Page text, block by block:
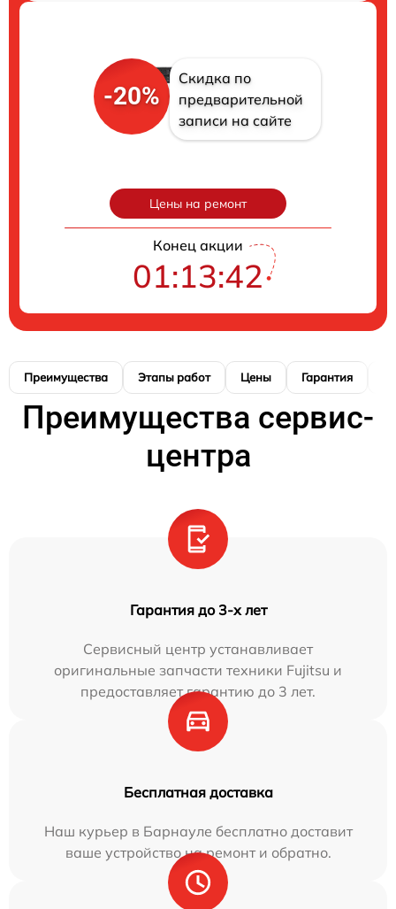
-20%
Скидка по
предварительной
записи на сайте
Цены на ремонт
Конец акции
01:13:41
Преимущества Этапы работ Цены Гарантия
Преимущества сервис-
центра
Гарантия до 3-х лет
Сервисный центр устанавливает
оригинальные запчасти техники Fujitsu и
предоставляет гарантию до 3 лет.
Бесплатная доставка
Наш курьер в Барнауле бесплатно доставит
ваше устройство на ремонт и обратно.